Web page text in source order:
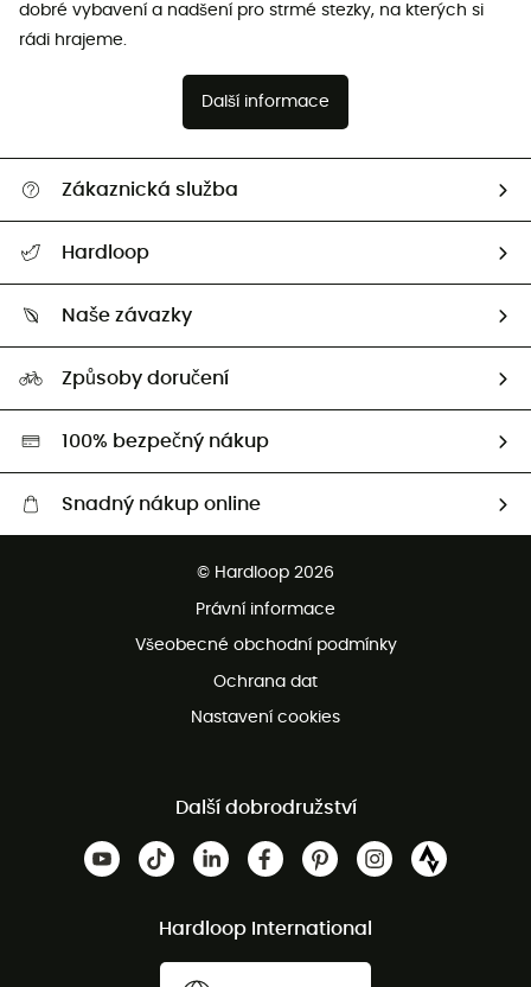
dobré vybavení a nadšení pro strmé stezky, na kterých si
rádi hrajeme.
Další informace
Zákaznická služba
Vrácení zboží a peněz
Hardloop
Naši Ambasadoři
Naše závazky
HardGreen
Způsoby doručení
100% bezpečný nákup
Snadný nákup online
Bezplatná zákaznická služba
© Hardloop 2026
Právní informace
Všeobecné obchodní podmínky
Ochrana dat
Nastavení cookies
Další dobrodružství
Hardloop International